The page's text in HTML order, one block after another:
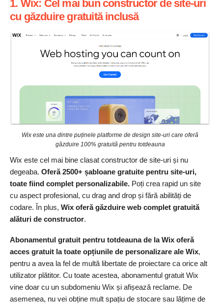
1. Wix: Cel mai bun constructor de site-uri
cu găzduire gratuită inclusă
Wix este una dintre puținele platforme de design site-uri care oferă
găzduire 100% gratuită pentru totdeauna
Wix este cel mai bine clasat constructor de site-uri și nu
degeaba. Oferă 2500+ șabloane gratuite pentru site-uri,
toate fiind complet personalizabile. Poți crea rapid un site
cu aspect profesional, cu drag and drop și fără abilități de
codare. În plus, Wix oferă găzduire web complet gratuită
alături de constructor.
Abonamentul gratuit pentru totdeauna de la Wix oferă
acces gratuit la toate opțiunile de personalizare ale Wix,
pentru a avea la fel de multă libertate de proiectare ca orice alt
utilizator plătitor. Cu toate acestea, abonamentul gratuit Wix
vine doar cu un subdomeniu Wix și afișează reclame. De
asemenea, nu vei obține mult spațiu de stocare sau lățime de